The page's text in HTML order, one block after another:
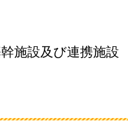
施設及び連携施設